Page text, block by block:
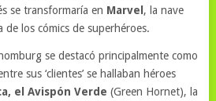
se transformaría en Marvel , la nave
los cómics de superhéroes.
se destacó principalmente como
sus ‘clientes’ se hallaban héroes
el Avispón Verde (Green Hornet), la